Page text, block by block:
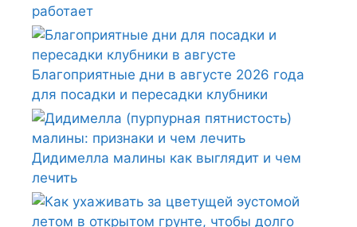
работает
Благоприятные дни в августе 2026 года
для посадки и пересадки клубники
Дидимелла малины как выглядит и чем
лечить